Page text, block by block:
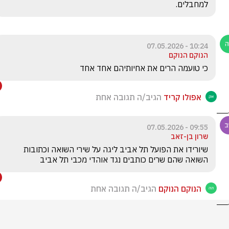
למחבלים.
10:24 - 07.05.2026
הנוקם הנוקם
כי טועמה הרים את אחיותיהם אחד אחד
אפולו קריד הגיב/ה תגובה אחת
09:55 - 07.05.2026
שרון בן-זאב
השואה שהם שרים כותבים נגד אוהדי מכבי תל אביב
הנוקם הנוקם הגיב/ה תגובה אחת